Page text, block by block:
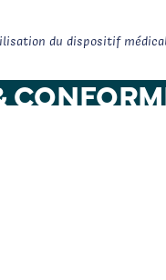
du dispositif